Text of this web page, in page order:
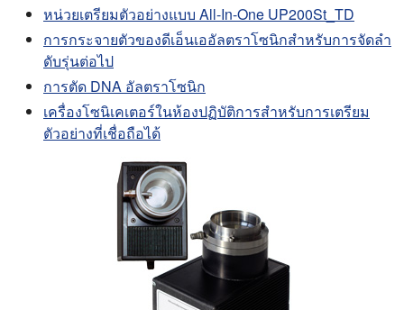
หน่วยเตรียมตัวอย่างแบบ All-In-One UP200St_TD
การกระจายตัวของดีเอ็นเออัลตราโซนิกสําหรับการจัดลํา
ดับรุ่นต่อไป
การตัด DNA อัลตราโซนิก
เครื่องโซนิเคเตอร์ในห้องปฏิบัติการสำหรับการเตรียม
ตัวอย่างที่เชื่อถือได้